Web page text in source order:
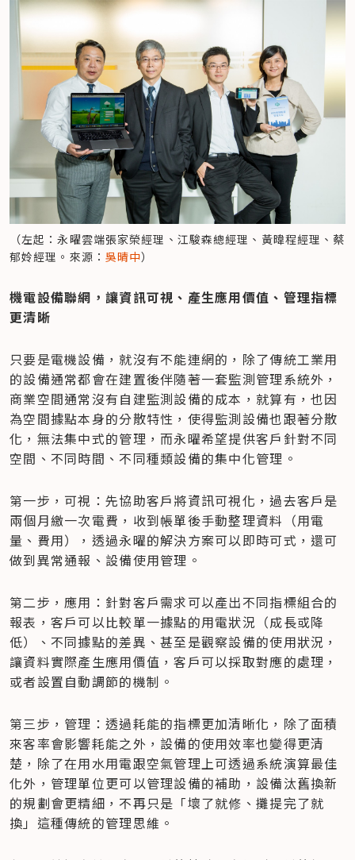
（左起：永曜雲端張家榮經理、江駿森總經理、黃暐程經理、蔡
郁姈經理。來源： 吳晴中）
機電設備聯網，讓資訊可視、產生應用價值、管理指標
更清晰
只要是電機設備，就沒有不能連網的，除了傳統工業用
的設備通常都會在建置後伴隨著一套監測管理系統外，
商業空間通常沒有自建監測設備的成本，就算有，也因
為空間據點本身的分散特性，使得監測設備也跟著分散
化，無法集中式的管理，而永曜希望提供客戶針對不同
空間、不同時間、不同種類設備的集中化管理。
第一步，可視：先協助客戶將資訊可視化，過去客戶是
兩個月繳一次電費，收到帳單後手動整理資料（用電
量、費用），透過永曜的解決方案可以即時可式，還可
做到異常通報、設備使用管理。
第二步，應用：針對客戶需求可以產出不同指標組合的
報表，客戶可以比較單一據點的用電狀況（成長或降
低）、不同據點的差異、甚至是觀察設備的使用狀況，
讓資料實際產生應用價值，客戶可以採取對應的處理，
或者設置自動調節的機制。
第三步，管理：透過耗能的指標更加清晰化，除了面積
來客率會影響耗能之外，設備的使用效率也變得更清
楚，除了在用水用電跟空氣管理上可透過系統演算最佳
化外，管理單位更可以管理設備的補助，設備汰舊換新
的規劃會更精細，不再只是「壞了就修、攤提完了就
換」這種傳統的管理思維。